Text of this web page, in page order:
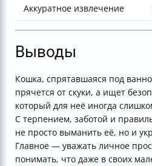
Аккуратное извлечение
Выводы
Кошка, спрятавшаяся под
прячется от скуки, а ищет
который для неё иногда
С терпением, заботой и
не просто выманить её, но и
Главное — уважать личное
понимать, что даже в своих